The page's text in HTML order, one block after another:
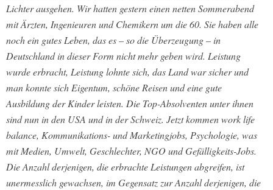
Lichter ausgehen. Wir hatten gestern einen netten Sommerabend
mit Ärzten, Ingenieuren und Chemikern um die 60. Sie haben alle
noch ein gutes Leben, das es – so die Überzeugung – in
Deutschland in dieser Form nicht mehr geben wird. Leistung
wurde erbracht, Leistung lohnte sich, das Land war sicher und
man konnte sich Eigentum, schöne Reisen und eine gute
Ausbildung der Kinder leisten. Die Top-Absolventen unter ihnen
sind nun in den USA und in der Schweiz. Jetzt kommen work life
balance, Kommunikations- und Marketingjobs, Psychologie, was
mit Medien, Umwelt, Geschlechter, NGO und Gefälligkeits-Jobs.
Die Anzahl derjenigen, die erbrachte Leistungen abgreifen, ist
unermesslich gewachsen, im Gegensatz zur Anzahl derjenigen, die